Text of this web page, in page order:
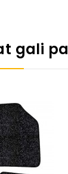
gali